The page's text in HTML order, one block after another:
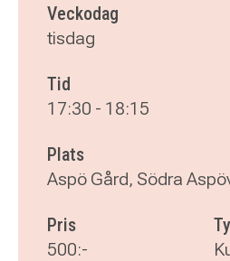
Veckodag
tisdag
Tid
17:30 - 18:15
Plats
Aspö Gård, Södra
Pris
500:-